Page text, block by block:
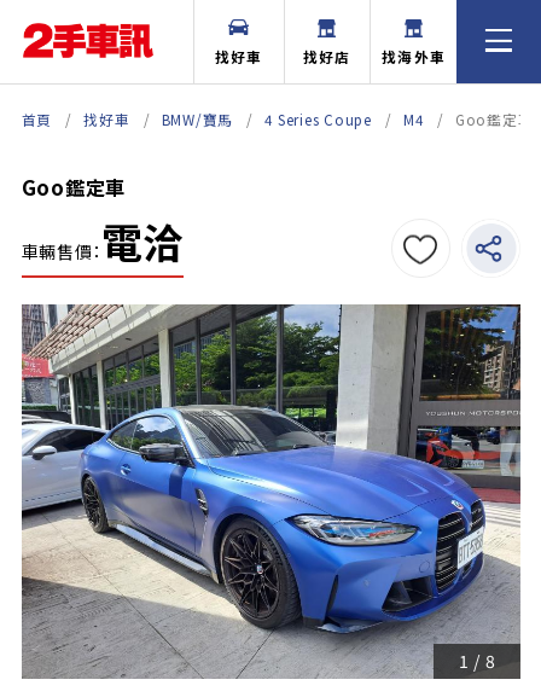
找好車 找好店 找海外車
首頁 找好車 BMW/寶馬 4 Series Coupe M4 Goo鑑定車
Goo鑑定車
車輛售價： 電洽
1 / 8